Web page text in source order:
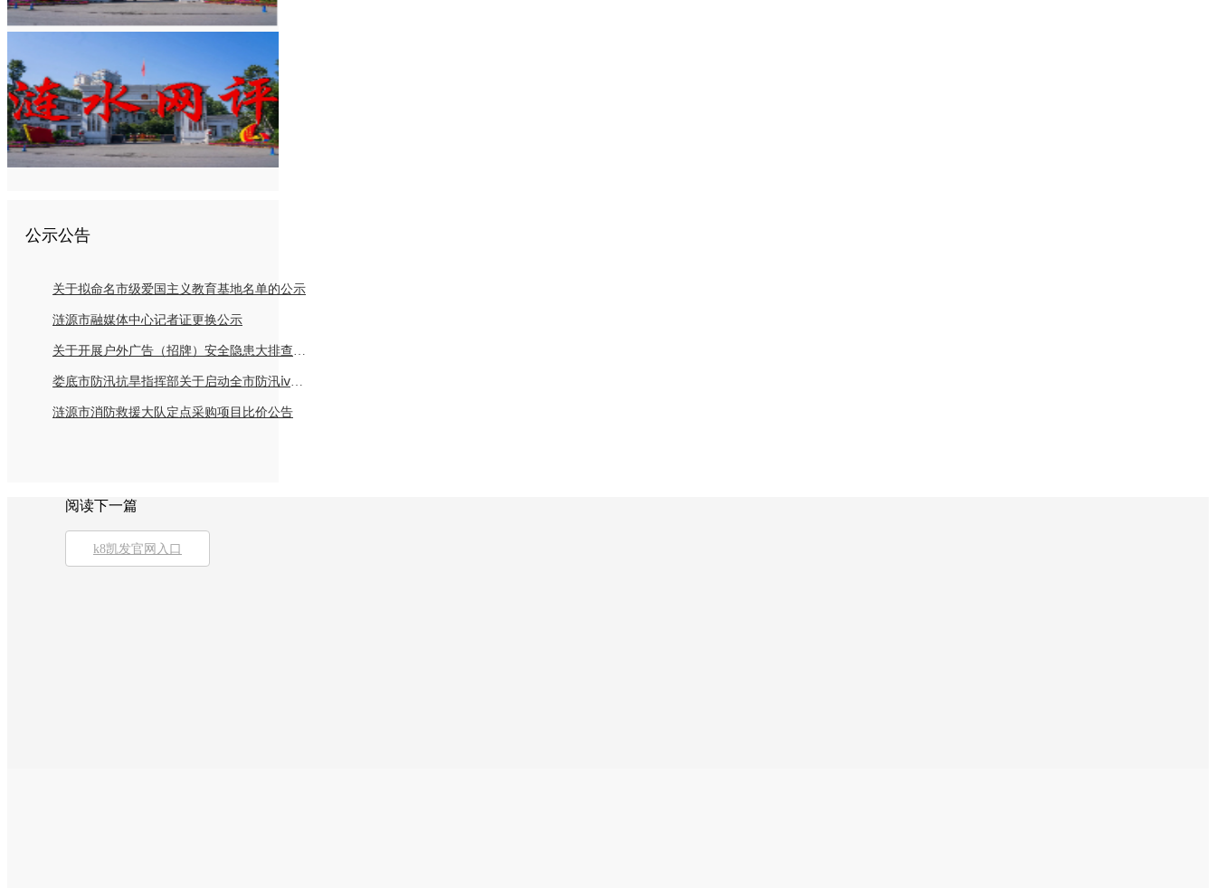
公示公告
关于拟命名市级爱国主义教育基地名单的公示
涟源市融媒体中心记者证更换公示
关于开展户外广告（招牌）安全隐患大排查倡议书
娄底市防汛抗旱指挥部关于启动全市防汛ⅳ级应急响应的紧急通知
涟源市消防救援大队定点采购项目比价公告
阅读下一篇
k8凯发官网入口